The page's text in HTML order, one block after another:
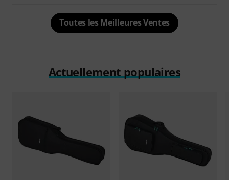
Toutes les Meilleures Ventes
Actuellement populaires